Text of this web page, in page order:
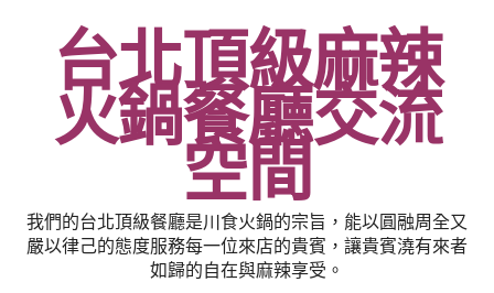
台北頂級麻辣
火鍋餐廳交流
空間
我們的台北頂級餐廳是川食火鍋的宗旨，能以圓融周全又
嚴以律己的態度服務每一位來店的貴賓，讓貴賓澆有來者
如歸的自在與麻辣享受。